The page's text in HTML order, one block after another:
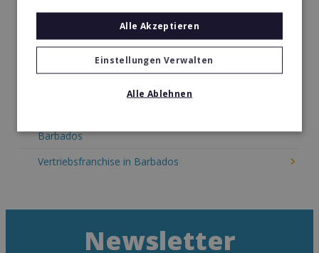
Möbel & Einrichtung Franchise in Barbados
Nachhilfe & Weiterbildung Franchise in Barbados
Pizza Franchise in Barbados
Barbados
Vertriebsfranchise in Barbados
Newsletter
Alle Akzeptieren
Einstellungen Verwalten
Alle Ablehnen